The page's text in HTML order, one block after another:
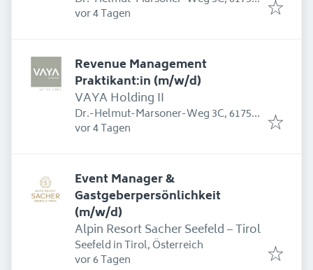
Kematen in Tirol, Österreich
Erschienen:
vor 4 Tagen
Revenue Management
Praktikant:in (m/w/d)
VAYA Holding II
Dr.-Helmut-Marsoner-Weg 3C, 6175
Kematen in Tirol, Österreich
Erschienen:
vor 4 Tagen
Event Manager &
Gastgeberpersönlichkeit
(m/w/d)
Alpin Resort Sacher Seefeld – Tirol
Seefeld in Tirol, Österreich
Erschienen:
vor 6 Tagen